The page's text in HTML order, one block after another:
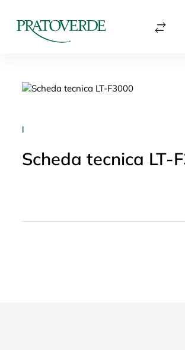
|
Scheda tecnica LT-